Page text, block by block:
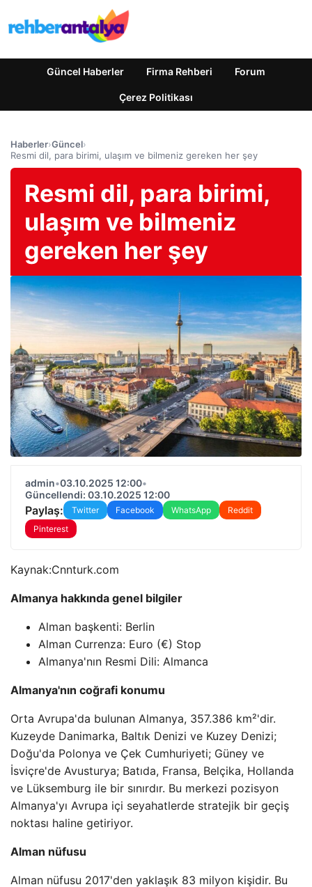
Güncel Haberler Firma Rehberi Forum
Çerez Politikası
Haberler›Güncel›
Resmi dil, para birimi, ulaşım ve bilmeniz gereken her şey
Resmi dil, para birimi,
ulaşım ve bilmeniz
gereken her şey
admin•03.10.2025 12:00•
Güncellendi: 03.10.2025 12:00
Paylaş: Twitter Facebook WhatsApp
Reddit
Pinterest
Kaynak:Cnnturk.com
Almanya hakkında genel bilgiler
Alman başkenti: Berlin
Alman Currenza: Euro (€) Stop
Almanya'nın Resmi Dili: Almanca
Almanya'nın coğrafi konumu
Orta Avrupa'da bulunan Almanya, 357.386 km²'dir.
Kuzeyde Danimarka, Baltık Denizi ve Kuzey Denizi;
Doğu'da Polonya ve Çek Cumhuriyeti; Güney ve
İsviçre'de Avusturya; Batıda, Fransa, Belçika, Hollanda
ve Lüksemburg ile bir sınırdır. Bu merkezi pozisyon
Almanya'yı Avrupa içi seyahatlerde stratejik bir geçiş
noktası haline getiriyor.
Alman nüfusu
Alman nüfusu 2017'den yaklaşık 83 milyon kişidir. Bu